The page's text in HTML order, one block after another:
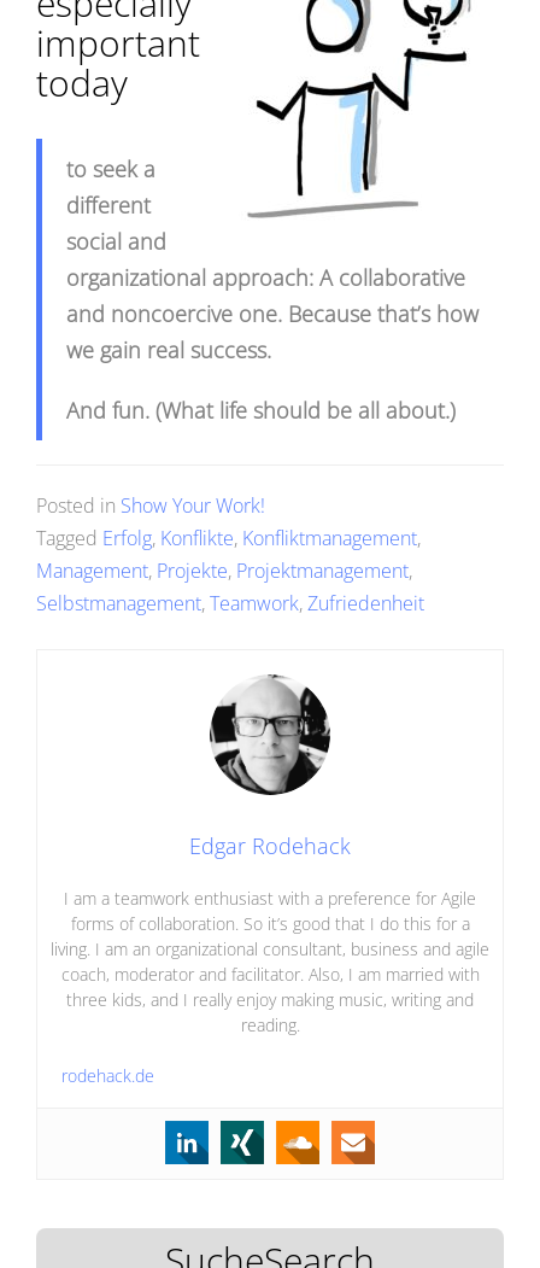
important
today
to seek a
different
social and
organizational approach: A collaborative
and noncoercive one. Because that’s how
we gain real success.
And fun. (What life should be all about.)
Posted in Show Your Work!
Tagged Erfolg, Konflikte, Konfliktmanagement,
Management, Projekte, Projektmanagement,
Selbstmanagement,Teamwork,Zufriedenheit
Edgar Rodehack
I am a teamwork enthusiast with a preference for Agile
forms of collaboration. So it’s good that I do this for a
living. I am an organizational consultant, business and agile
coach, moderator and facilitator. Also, I am married with
three kids, and I really enjoy making music, writing and
reading.
rodehack.de